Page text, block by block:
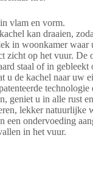
vlam en vorm.
kan draaien,
in woonkamer waar
zicht op het vuur. De
staal of in gebleekt
u de kachel naar uw
technologie
geniet u in alle rust
lekker natuurlijke
een ondervoeding
in het vuur.